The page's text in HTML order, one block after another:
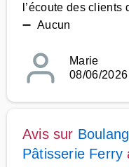
l’écoute des
➖ Aucun
Marie
08/06/2026
Avis sur
Pâtisserie Ferry